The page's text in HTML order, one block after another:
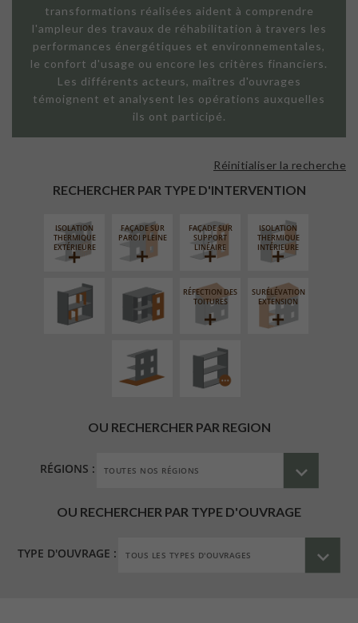
transformations réalisées aident à comprendre
l'ampleur des travaux de réhabilitation à travers les
performances énergétiques et environnementales,
le confort d'usage ou encore les critères financiers.
Les différents acteurs, maîtres d'ouvrages
témoignent et analysent les opérations auxquelles
ils ont participé.
RECHERCHER PAR TYPE D'INTERVENTION
Réinitialiser la recherche
ISOLATION
THERMIQUE
EXTÉRIEURE
FAÇADE SUR
PAROI PLEINE
FAÇADE SUR
SUPPORT
LINÉAIRE
ISOLATION
THERMIQUE
INTÉRIEURE
RÉAMÉNAGEMENT
INTÉRIEUR
FERMETURE
LOGGIAS
RÉFECTION DES
TOITURES
SURÉLÉVATION
EXTENSION
AMÉNAGEMENT
EXTÉRIEUR
PROCÉDÉ
PARTICULIER
OU RECHERCHER PAR REGION
RÉGIONS :
OU RECHERCHER PAR TYPE D'OUVRAGE
TYPE D'OUVRAGE :